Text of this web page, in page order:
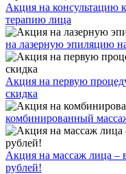
Акция на консультацию
терапию лица
на лазерную эпиляцию
Акция на первую
скидка
комбинированный
Акция на массаж лица –
рублей!